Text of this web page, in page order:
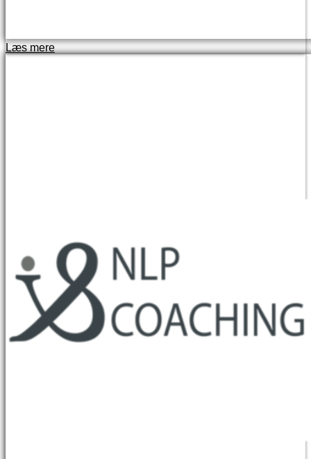
Læs mere